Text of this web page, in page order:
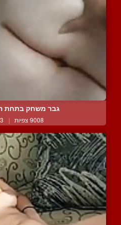
גבר משחק בתחת
9008 צפיות | 3 המלצות